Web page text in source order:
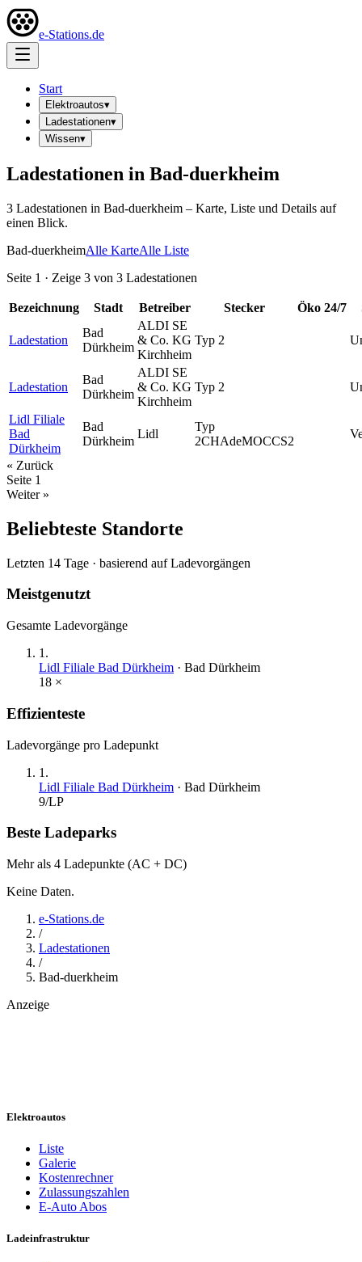
e-Stations.de
Start
Elektroautos▾
Ladestationen▾
Wissen▾
Ladestationen in Bad-duerkheim
3 Ladestationen in Bad-duerkheim – Karte, Liste und Details auf
einen Blick.
Bad-duerkheimAlle KarteAlle Liste
Seite 1 · Zeige 3 von 3 Ladestationen
Bezeichnung Stadt Betreiber Stecker Öko 24/7
Ladestation
Bad
Dürkheim
ALDI SE
& Co. KG
Kirchheim
Typ 2
Ladestation
Bad
Dürkheim
ALDI SE
& Co. KG
Kirchheim
Typ 2
Lidl Filiale
Bad
Dürkheim
Bad
Dürkheim
Lidl
Typ
2CHAdeMOCCS2
« Zurück
Seite 1
Weiter »
Beliebteste Standorte
Letzten 14 Tage · basierend auf Ladevorgängen
Meistgenutzt
Gesamte Ladevorgänge
1 .
Lidl Filiale Bad Dürkheim · Bad Dürkheim
18 ×
Effizienteste
Ladevorgänge pro Ladepunkt
1 .
Lidl Filiale Bad Dürkheim · Bad Dürkheim
9/LP
Beste Ladeparks
Mehr als 4 Ladepunkte (AC + DC)
Keine Daten.
e-Stations.de
/
Ladestationen
/
Bad-duerkheim
Anzeige
Elektroautos
Liste
Galerie
Kostenrechner
Zulassungszahlen
E-Auto Abos
Ladeinfrastruktur